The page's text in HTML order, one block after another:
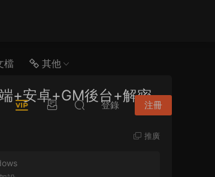
檔 其他
登錄 注冊
+安卓+GM後台+解密
推廣